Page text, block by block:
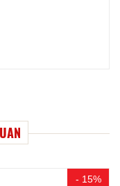
- 15%